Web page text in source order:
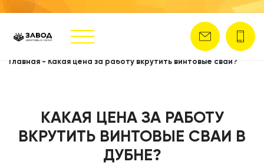
Главная - Какая цена за работу вкрутить винтовые сваи?
КАКАЯ ЦЕНА ЗА РАБОТУ
ВКРУТИТЬ ВИНТОВЫЕ СВАИ В
ДУБНЕ?